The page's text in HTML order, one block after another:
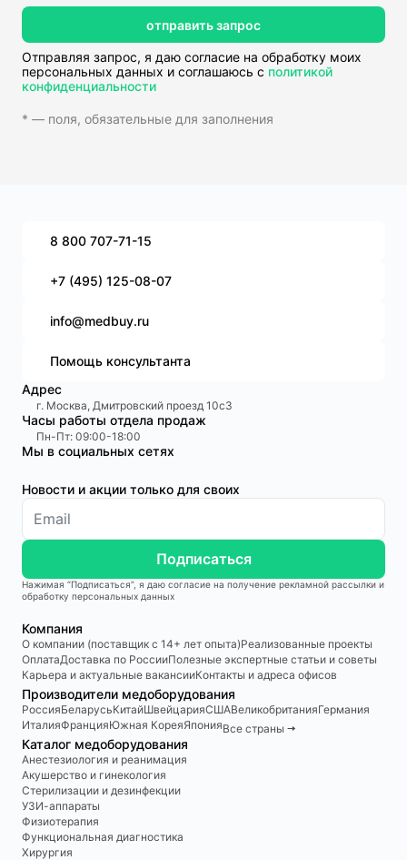
отправить запрос
Отправляя запрос, я даю согласие на обработку моих
персональных данных и соглашаюсь с политикой
конфиденциальности
* — поля, обязательные для заполнения
8 800 707-71-15
+7 (495) 125-08-07
info@medbuy.ru
Помощь консультанта
Адрес
г. Москва, Дмитровский проезд 10с3
Часы работы отдела продаж
Пн-Пт: 09:00-18:00
Мы в социальных сетях
Новости и акции только для своих
Подписаться
Нажимая “Подписаться”, я даю согласие на получение рекламной рассылки и
обработку персональных данных
Компания
О компании (поставщик с 14+ лет опыта)Реализованные проекты
ОплатаДоставка по РоссииПолезные экспертные статьи и советы
Карьера и актуальные вакансииКонтакты и адреса офисов
Производители медоборудования
РоссияБеларусьКитайШвейцарияСШАВеликобританияГермания
ИталияФранцияЮжная КореяЯпонияВсе страны 🠆
Каталог медоборудования
Анестезиология и реанимация
Акушерство и гинекология
Стерилизации и дезинфекции
УЗИ-аппараты
Физиотерапия
Функциональная диагностика
Хирургия